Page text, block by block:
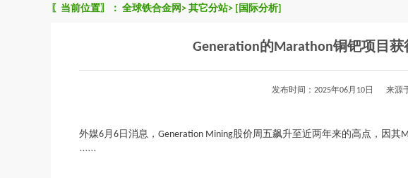
〖当前位置〗： 全球铁合金网 > 其它分站> [国际分析]
Generation的Marathon铜钯项目
发布时间：2025年06月10日 来源
外媒6月6日消息，Generation Mining股价周五飙升至近两年来的高点，因
``````